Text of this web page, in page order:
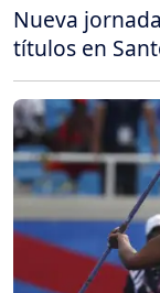
Nueva
títulos en